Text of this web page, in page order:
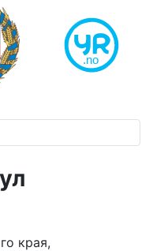
края,